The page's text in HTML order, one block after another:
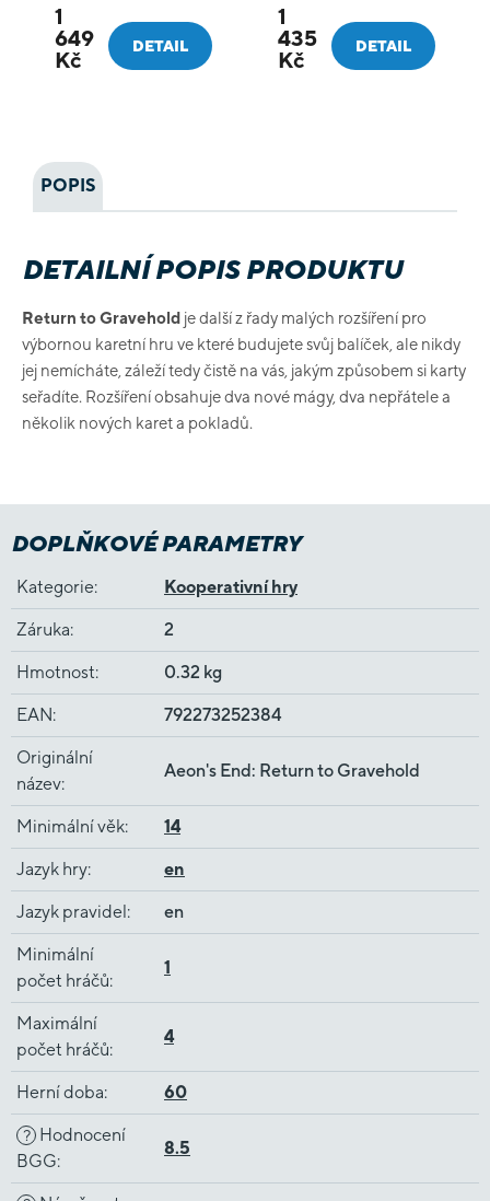
1
649
Kč
DETAIL
1
435
Kč
DETAIL
POPIS
DETAILNÍ POPIS PRODUKTU
Return to Gravehold je další z řady malých rozšíření pro
výbornou karetní hru ve které budujete svůj balíček, ale nikdy
jej nemícháte, záleží tedy čistě na vás, jakým způsobem si karty
seřadíte. Rozšíření obsahuje dva nové mágy, dva nepřátele a
několik nových karet a pokladů.
DOPLŇKOVÉ PARAMETRY
Kategorie: Kooperativní hry
Záruka: 2
Hmotnost: 0.32 kg
EAN: 792273252384
Originální
název:
Aeon's End: Return to Gravehold
Minimální věk: 14
Jazyk hry: en
Jazyk pravidel : en
Minimální
počet hráčů:
1
Maximální
počet hráčů:
4
Herní doba: 60
?
Hodnocení
BGG:
8.5